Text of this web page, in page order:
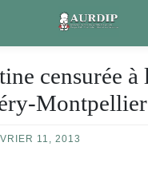
censurée à
11, 2013